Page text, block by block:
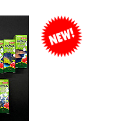
товары
наличии
складе